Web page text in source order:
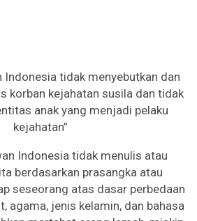
Indonesia tidak menyebutkan dan
korban kejahatan susila dan tidak
anak yang menjadi pelaku
kejahatan”
Indonesia tidak menulis atau
berdasarkan prasangka atau
seseorang atas dasar perbedaan
agama, jenis kelamin, dan bahasa